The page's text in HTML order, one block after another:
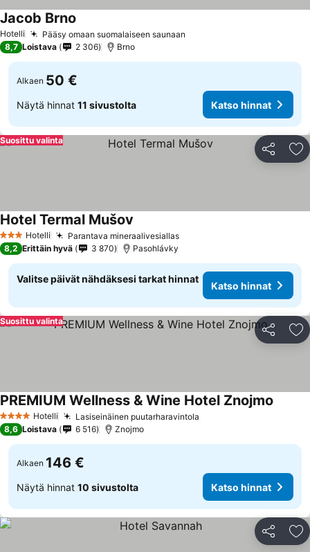
Hotelli Pääsy omaan suomalaiseen saunaan
Jacob Brno
8,7 Loistava 2 306 Brno
Alkaen 50 €
Näytä hinnat 11 sivustolta Katso hinnat
Jaa
Suosittu valinta
3 Tähtiluokitus
Hotelli Parantava mineraalivesiallas
Hotel Termal Mušov
8,2 Erittäin hyvä 3 870 Pasohlávky
Valitse päivät nähdäksesi tarkat hinnat
Katso hinnat
Jaa
Suosittu valinta
4 Tähtiluokitus
Hotelli Lasiseinäinen puutarharavintola
PREMIUM Wellness & Wine Hotel Znojmo
8,6 Loistava 6 516 Znojmo
Alkaen 146 €
Näytä hinnat 10 sivustolta Katso hinnat
Jaa